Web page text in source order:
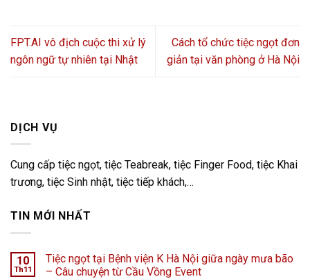
FPT.AI vô địch cuộc thi xử lý
ngôn ngữ tự nhiên tại Nhật
Cách tổ chức tiệc ngọt đơn
giản tại văn phòng ở Hà Nội
DỊCH VỤ
Cung cấp tiệc ngọt, tiệc Teabreak, tiệc Finger Food, tiệc Khai
trương, tiệc Sinh nhật, tiệc tiếp khách,…
TIN MỚI NHẤT
10
Th11
Tiệc ngọt tại Bệnh viện K Hà Nội giữa ngày mưa bão
– Câu chuyện từ Cầu Vồng Event